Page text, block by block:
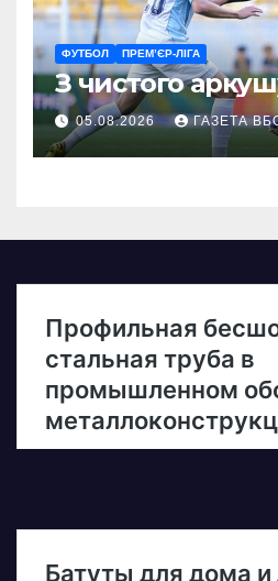
ФУТБОЛ ПРЕМ’ЄР-ЛІГА
З чистого
05.08.2026 ГАЗЕТА